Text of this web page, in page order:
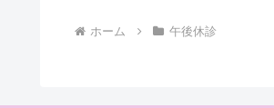
ホーム 午後休診